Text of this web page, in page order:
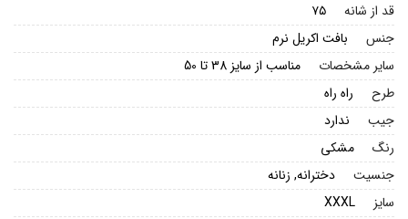
قد از شانه
۷۵
جنس
بافت اکریل نرم
سایر مشخصات
مناسب از سایز 38 تا 50
طرح
راه راه
جیب
ندارد
رنگ
مشکی
جنسیت
دخترانه, زنانه
سایز
XXXL